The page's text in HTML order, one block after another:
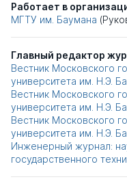
Работает в
МГТУ им. Баумана
Главный редактор
Вестник Московского
университета им. Н.Э.
Вестник Московского
университета им. Н.Э.
Вестник Московского
университета им. Н.Э.
Инженерный журнал:
государственного